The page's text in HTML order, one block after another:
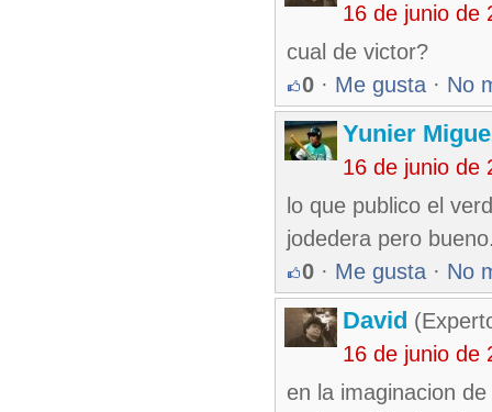
16 de junio de
cual de victor?
0 · Me gusta · No
Yunier
16 de junio de
lo que publico el
jodedera pero
0 · Me gusta · No
David
16 de junio de
en la imaginacion